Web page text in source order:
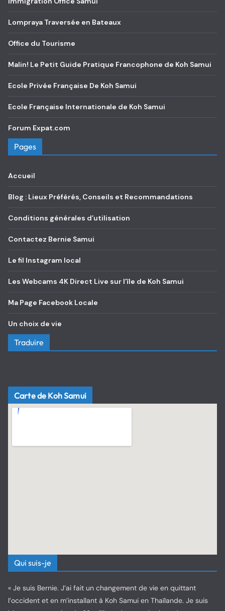
Lompraya Traversée en Bateaux
Office du Tourisme
Malin! Le Petit Guide Pratique Francophone de Koh Samui
Ecole Privée Française De Koh Samui
Ecole Française Internationale de Koh Samui
Forum Expat.com
Pages
Accueil
Blog : Lieux Préférés, Conseils et Recommandations
Conditions générales d’utilisation
Contactez Bernie Samui
Le fil Instagram local
Les Webcams 4K Direct Live sur l’île de Koh Samui
Ma Page Facebook Locale
Un choix de vie
Traduire
Carte de Koh Samui
Qui suis-je
« Je suis Bernie. J’ai fait un changement de vie en quittant
l’occident et en m’installant à Koh Samui en Thaïlande. Je suis